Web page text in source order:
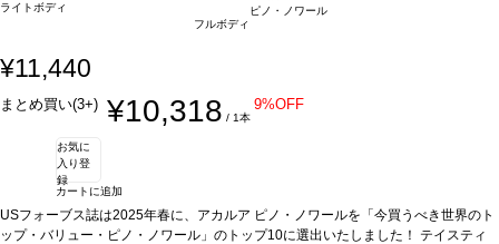
ライトボディ
フルボディ
ピノ・ノワール
¥11,440
まとめ買い(3+) ¥10,318 / 1本
9%OFF
お気に
入り登
録
カートに追加
USフォーブス誌は2025年春に、アカルア ピノ・ノワールを「今買うべき世界のト
ップ・バリュー・ピノ・ノワール」のトップ10に選出いたしました！ テイスティ